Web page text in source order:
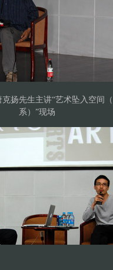
扬先生主讲“艺术坠入空间
系）”现场